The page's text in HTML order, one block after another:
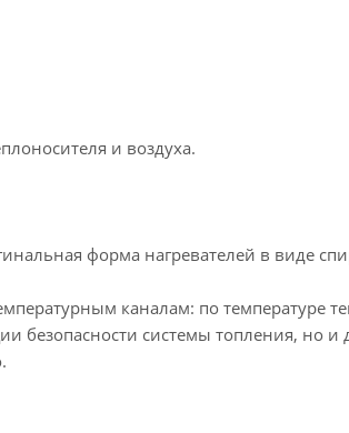
и воздуха.
форма нагревателей в виде
каналам: по температуре
безопасности системы топления, но